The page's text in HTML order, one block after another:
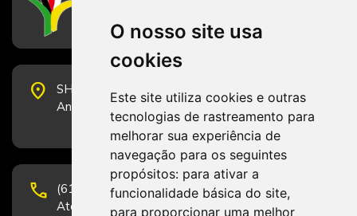
O nosso site usa
cookies
Este site utiliza cookies e outras
tecnologias de rastreamento para
melhorar sua experiência de
navegação para os seguintes
propósitos: para ativar a
funcionalidade básica do site,
para proporcionar uma melhor
place
SHS Quadra 6, Bloco E, Complexo Brasil 21, 20º
Andar, Sala 2001 - CEP 70322-915 - Brasília/DF
phone
(61) 3223-1652 e (61) 98131-3801.
Atendimento por telefone em horário comercial